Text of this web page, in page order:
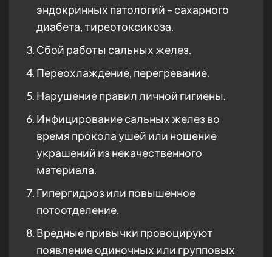
эндокринных патологий – сахарного
диабета, тиреотоксикоза.
Сбой работы сальных желез.
Переохлаждение, перегревание.
Нарушение правил личной гигиены.
Инфицирование сальных желез во
время прокола ушей или ношение
украшений из некачественного
материала.
Гипергидроз или повышенное
потоотделение.
Вредные привычки провоцируют
появление одиночных или групповых